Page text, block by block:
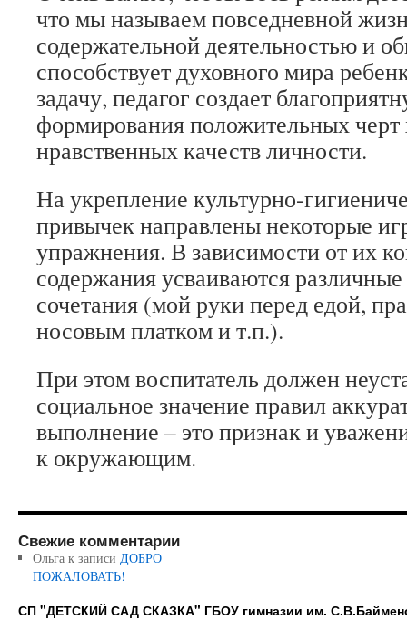
что мы называем повседневной
содержательной деятельностью и
способствует духовного мира
задачу, педагог создает
формирования положительных черт
нравственных качеств личности.
На укрепление культурно-
привычек направлены некоторые
упражнения. В зависимости от их
содержания усваиваются
сочетания (мой руки перед едой,
носовым платком и т.п.).
При этом воспитатель должен
социальное значение правил
выполнение – это признак и
к окружающим.
Свежие комментарии
Ольгак записи ДОБРО
ПОЖАЛОВАТЬ!
СП "ДЕТСКИЙ САД СКАЗКА" ГБОУ гимназии им.